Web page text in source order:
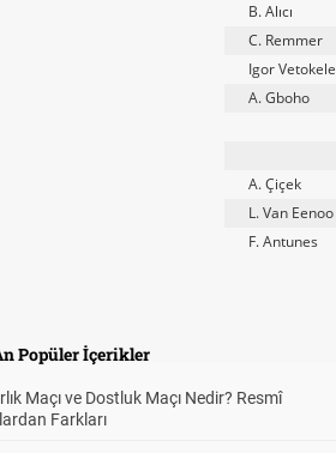
B. Alıcı
C. Remmer
Igor Vetokele
A. Gboho
A. Çiçek
L. Van Eenoo
F. Antunes
Popüler İçerikler
Maçı ve Dostluk Maçı Nedir? Resmî
Farkları